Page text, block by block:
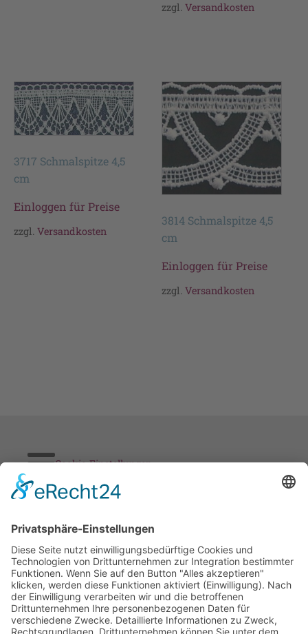
zzgl.Versandkosten
3717 Schmalspitze 4,5
cm
Einloggen für Preise
zzgl. Versandkosten
3814 Schmalspitze 4,5
cm
Einloggen für Preise
zzgl.Versandkosten
Cookie-Einstellungen